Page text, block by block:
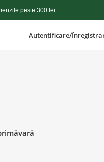
peste 300 lei.
Autentificare/